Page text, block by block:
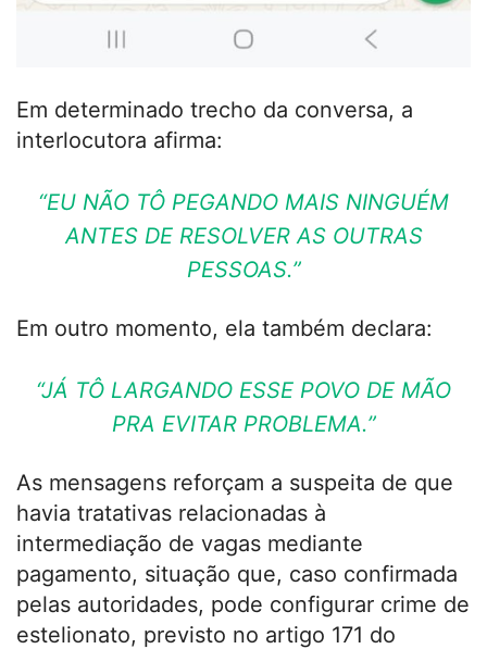
Em determinado trecho da conversa, a
interlocutora afirma:
“EU NÃO TÔ PEGANDO MAIS NINGUÉM
ANTES DE RESOLVER AS OUTRAS
PESSOAS.”
Em outro momento, ela também declara:
“JÁ TÔ LARGANDO ESSE POVO DE MÃO
PRA EVITAR PROBLEMA.”
As mensagens reforçam a suspeita de que
havia tratativas relacionadas à
intermediação de vagas mediante
pagamento, situação que, caso confirmada
pelas autoridades, pode configurar crime de
estelionato, previsto no artigo 171 do